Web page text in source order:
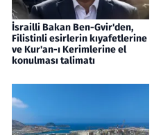
İsrailli Bakan Ben-Gvir'den,
Filistinli esirlerin kıyafetlerine
ve Kur'an-ı Kerimlerine el
konulması talimatı